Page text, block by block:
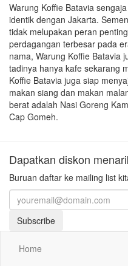
Warung Koffie Batavia
identik dengan Jakarta.
tidak melupakan peran
perdagangan terbesar pada
nama, Warung Koffie Batavia
tadinya hanya kafe sekarang
Koffie Batavia juga siap
makan siang dan makan
berat adalah Nasi Goreng
Cap Gomeh.
Dapatkan diskon
Buruan daftar ke mailing list
Subscribe
Home